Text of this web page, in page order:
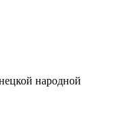
народной